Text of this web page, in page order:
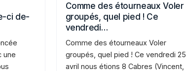
ci de-
une
Comme des étourneaux Voler
groupés, quel pied ! Ce
vendredi…
Comme des étourneaux Voler
groupés, quel pied ! Ce vendredi 25
avril nous étions 8 Cabres (Vincent,